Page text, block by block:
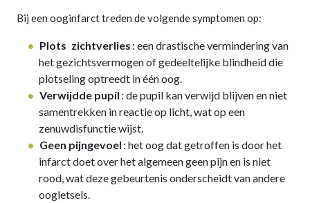
Bij een ooginfarct treden de volgende symptomen op:
Plots zichtverlies : een drastische vermindering van
het gezichtsvermogen of gedeeltelijke blindheid die
plotseling optreedt in één oog.
Verwijdde pupil : de pupil kan verwijd blijven en niet
samentrekken in reactie op licht, wat op een
zenuwdisfunctie wijst.
Geen pijngevoel : het oog dat getroffen is door het
infarct doet over het algemeen geen pijn en is niet
rood, wat deze gebeurtenis onderscheidt van andere
oogletsels.